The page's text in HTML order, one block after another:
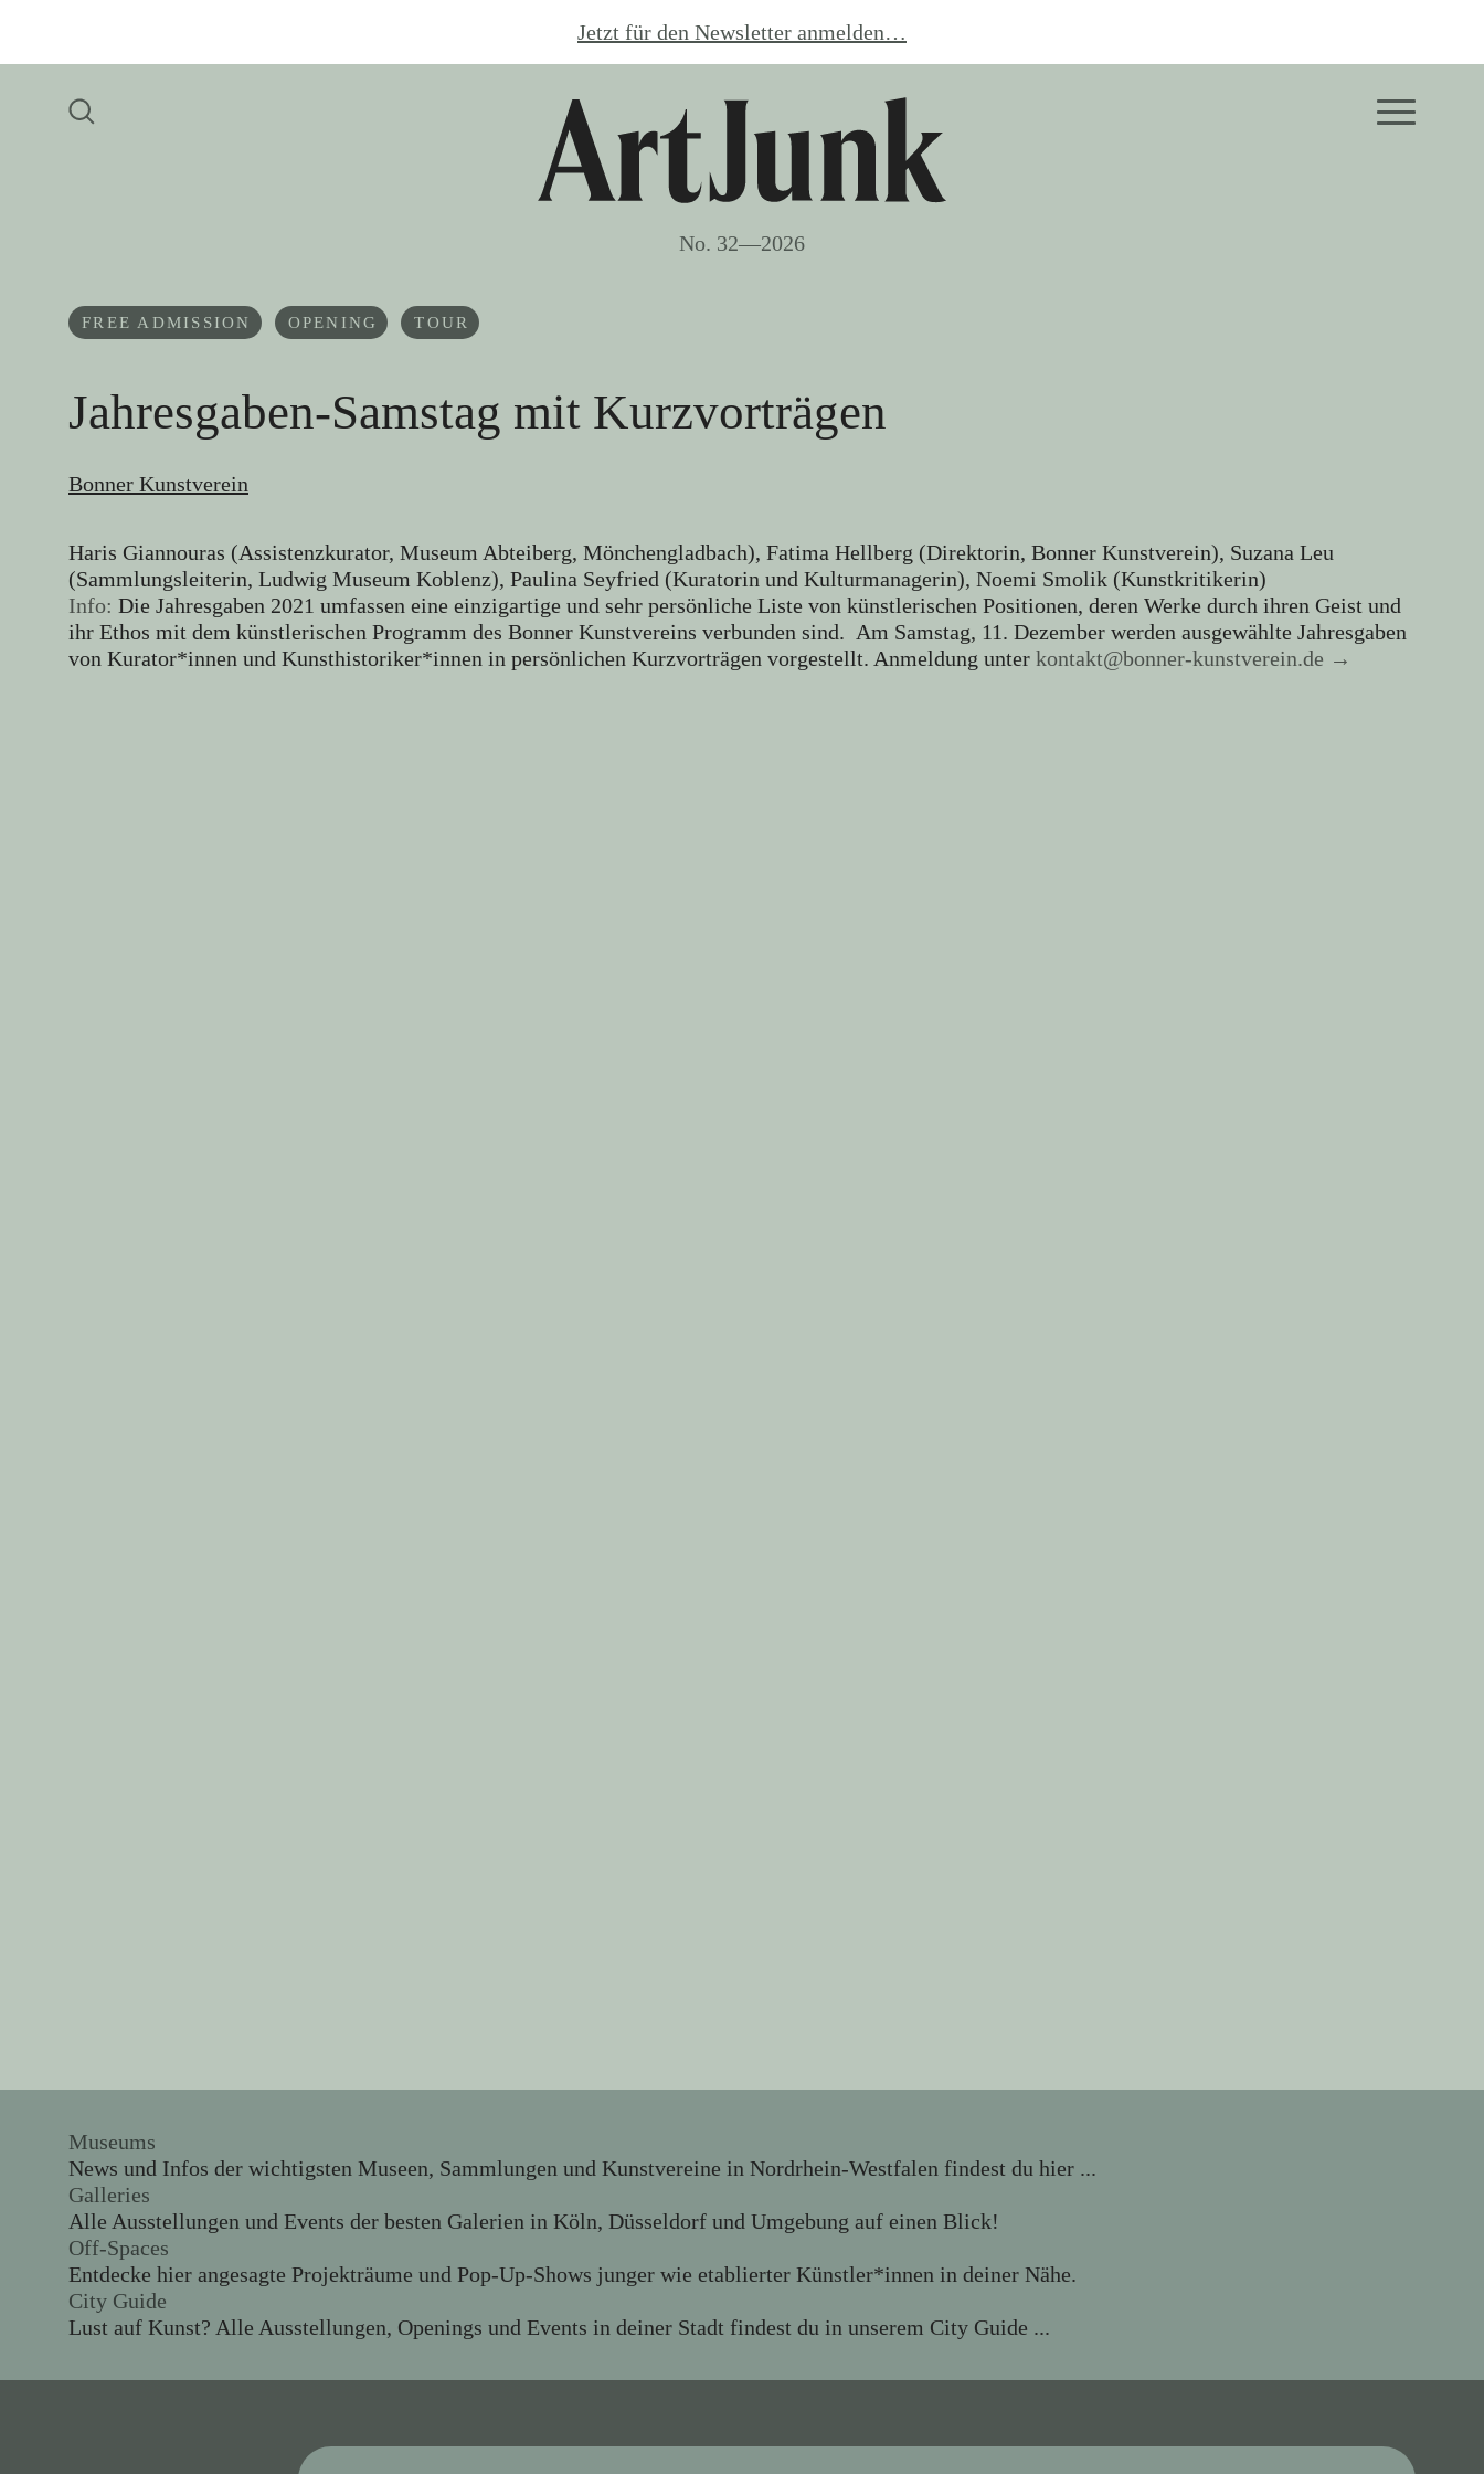
Jetzt für den Newsletter anmelden…
No. 32—2026
FREE ADMISSION OPENING TOUR
Jahresgaben-Samstag mit Kurzvorträgen
Bonner Kunstverein
Haris Giannouras (Assistenzkurator, Museum Abteiberg, Mönchengladbach), Fatima Hellberg (Direktorin, Bonner Kunstverein), Suzana Leu
(Sammlungsleiterin, Ludwig Museum Koblenz), Paulina Seyfried (Kuratorin und Kulturmanagerin), Noemi Smolik (Kunstkritikerin)
Info: Die Jahresgaben 2021 umfassen eine einzigartige und sehr persönliche Liste von künstlerischen Positionen, deren Werke durch ihren Geist und
ihr Ethos mit dem künstlerischen Programm des Bonner Kunstvereins verbunden sind. Am Samstag, 11. Dezember werden ausgewählte Jahresgaben
von Kurator*innen und Kunsthistoriker*innen in persönlichen Kurzvorträgen vorgestellt. Anmeldung unter kontakt@bonner-kunstverein.de →
Museums
News und Infos der wichtigsten Museen, Sammlungen und Kunstvereine in Nordrhein-Westfalen findest du hier ...
Galleries
Alle Ausstellungen und Events der besten Galerien in Köln, Düsseldorf und Umgebung auf einen Blick!
Off-Spaces
Entdecke hier angesagte Projekträume und Pop-Up-Shows junger wie etablierter Künstler*innen in deiner Nähe.
City Guide
Lust auf Kunst? Alle Ausstellungen, Openings und Events in deiner Stadt findest du in unserem City Guide ...